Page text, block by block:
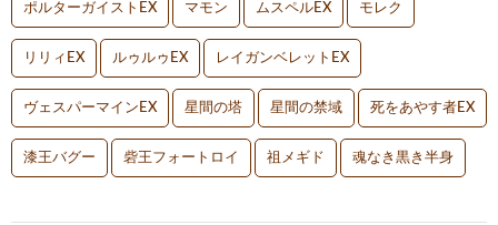
ポルターガイストEX マモン ムスペルEX モレク
リリィEX ルゥルゥEX レイガンベレットEX
ヴェスパーマインEX 星間の塔 星間の禁域 死をあやす者EX
漆王バグー 砦王フォートロイ 祖メギド 魂なき黒き半身